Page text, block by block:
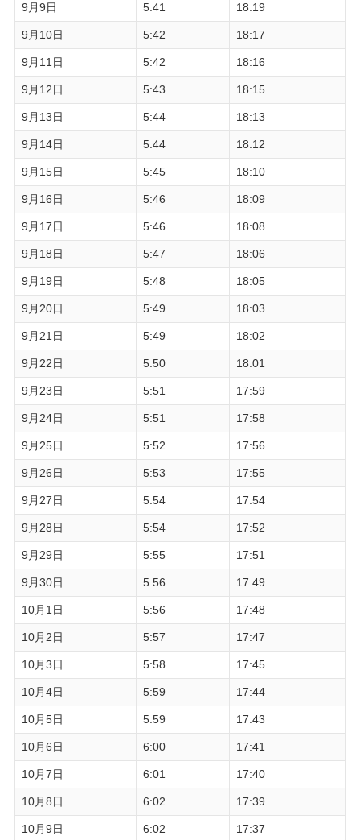
9月9日 5:41 18:19
9月10日 5:42 18:17
9月11日 5:42 18:16
9月12日 5:43 18:15
9月13日 5:44 18:13
9月14日 5:44 18:12
9月15日 5:45 18:10
9月16日 5:46 18:09
9月17日 5:46 18:08
9月18日 5:47 18:06
9月19日 5:48 18:05
9月20日 5:49 18:03
9月21日 5:49 18:02
9月22日 5:50 18:01
9月23日 5:51 17:59
9月24日 5:51 17:58
9月25日 5:52 17:56
9月26日 5:53 17:55
9月27日 5:54 17:54
9月28日 5:54 17:52
9月29日 5:55 17:51
9月30日 5:56 17:49
10月1日 5:56 17:48
10月2日 5:57 17:47
10月3日 5:58 17:45
10月4日 5:59 17:44
10月5日 5:59 17:43
10月6日 6:00 17:41
10月7日 6:01 17:40
10月8日 6:02 17:39
10月9日 6:02 17:37